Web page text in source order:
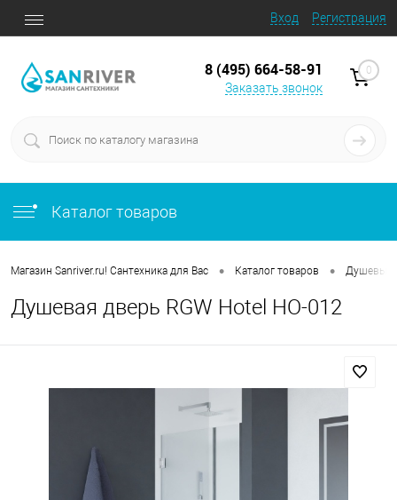
Вход Регистрация
8 (495) 664-58-91
Заказать звонок
0
Каталог товаров
Магазин Sanriver.ru! Сантехника для Вас • Каталог товаров • Душевые
Душевая дверь RGW Hotel HO-012